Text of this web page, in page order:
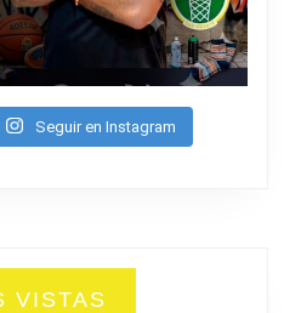
Seguir en Instagram
VISTAS